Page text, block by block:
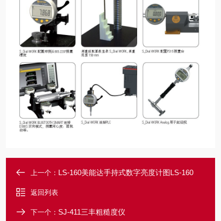
上一个： LS-160美能达手持式数字亮度计图LS-160
返回列表
下一个： SJ-411三丰粗糙度仪